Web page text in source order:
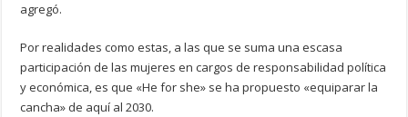
agregó.
Por realidades como estas, a las que se suma una escasa
participación de las mujeres en cargos de responsabilidad política
y económica, es que «He for she» se ha propuesto «equiparar la
cancha» de aquí al 2030.